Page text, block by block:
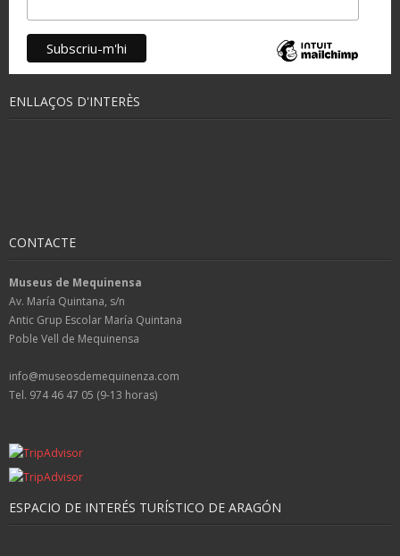
ENLLAÇOS D'INTERÈS
CONTACTE
Museus de Mequinensa
Av. María Quintana, s/n
Antic Grup Escolar María Quintana
Poble Vell de Mequinensa
info@museosdemequinenza.com
Tel. 974 46 47 05 (9-13 horas)
ESPACIO DE INTERÉS TURÍSTICO DE ARAGÓN